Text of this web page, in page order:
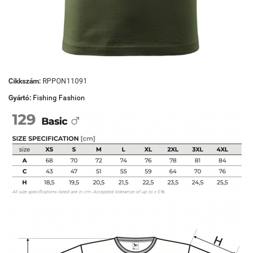
Cikkszám: RPPON11091
Gyártó: Fishing Fashion